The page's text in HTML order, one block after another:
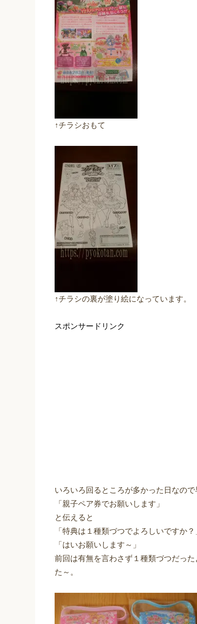
↑チラシおもて
↑チラシの裏が塗り絵になっています。
スポンサードリンク
いろいろ回るところが多かった日なの
「親子ペア券でお願いします」
と伝えると
「特典は１種類づつでよろしいですか
「はいお願いします～」
前回は有無を言わさず１種類づつだっ
た～。